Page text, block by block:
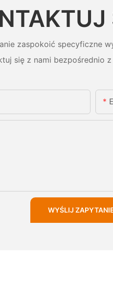
zaspokoić specyficzne
się z nami bezpośrednio
WYŚLIJ